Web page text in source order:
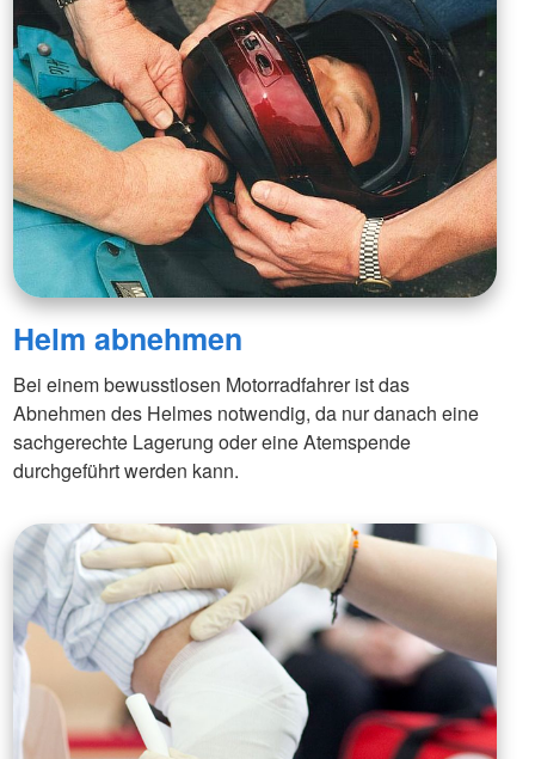
Helm abnehmen
Bei einem bewusstlosen Motorradfahrer ist das
Abnehmen des Helmes notwendig, da nur danach eine
sachgerechte Lagerung oder eine Atemspende
durchgeführt werden kann.